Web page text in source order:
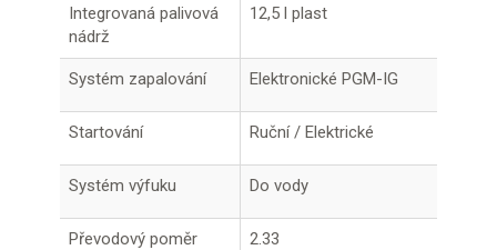
Integrovaná palivová
nádrž
12,5 l plast
Systém zapalování Elektronické PGM-IG
Startování Ruční / Elektrické
Systém výfuku Do vody
Převodový poměr 2.33